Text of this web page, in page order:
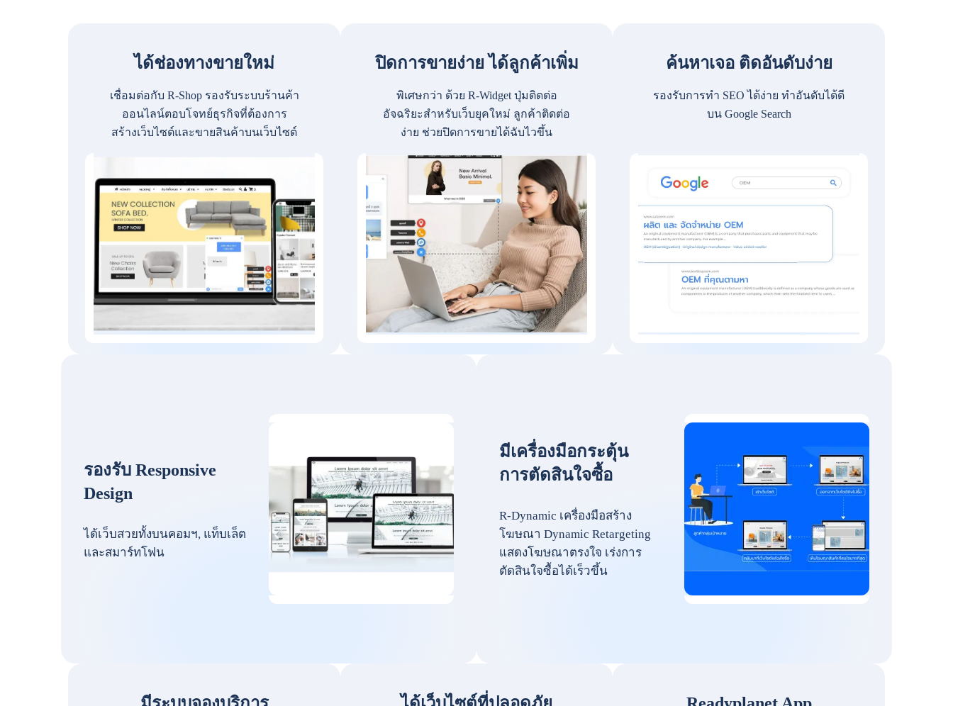
ได้ช่องทางขายใหม่
เชื่อมต่อกับ R-Shop รองรับระบบร้านค้า
ออนไลน์ตอบโจทย์ธุรกิจที่ต้องการ
สร้างเว็บไซต์และขายสินค้าบนเว็บไซต์
ปิดการขายง่าย ได้ลูกค้าเพิ่ม
พิเศษกว่า ด้วย R-Widget ปุ่มติดต่อ
อัจฉริยะสำหรับเว็บยุคใหม่ ลูกค้าติดต่อ
ง่าย ช่วยปิดการขายได้ฉับไวขึ้น
ค้นหาเจอ ติดอันดับง่าย
รองรับการทำ SEO ได้ง่าย ทำอันดับได้ดี
บน Google Search
รองรับ Responsive
Design
ได้เว็บสวยทั้งบนคอมฯ, แท็บเล็ต
และสมาร์ทโฟน
มีเครื่องมือกระตุ้น
การตัดสินใจซื้อ
R-Dynamic เครื่องมือสร้าง
โฆษณา Dynamic Retargeting
แสดงโฆษณาตรงใจ เร่งการ
ตัดสินใจซื้อได้เร็วขึ้น